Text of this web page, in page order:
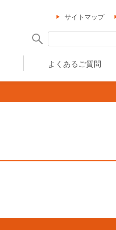
サイトマップ
よくあるご質問